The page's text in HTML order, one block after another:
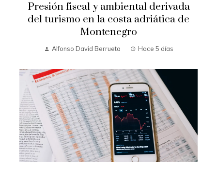
Presión fiscal y ambiental derivada
del turismo en la costa adriática de
Montenegro
Alfonso David Berrueta Hace 5 días